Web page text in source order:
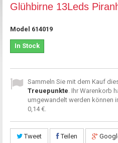
Glühbirne 13Leds
Model 614019
In Stock
Sammeln Sie mit dem Kauf
Treuepunkte . Ihr Warenkorb
umgewandelt werden können
0,14 €
Tweet Teilen